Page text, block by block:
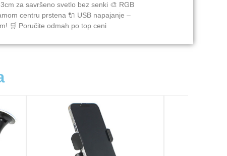
za savršeno svetlo bez senki 🎨 RGB
centru prstena 🔌 USB napajanje –
🛒 Poručite odmah po top ceni